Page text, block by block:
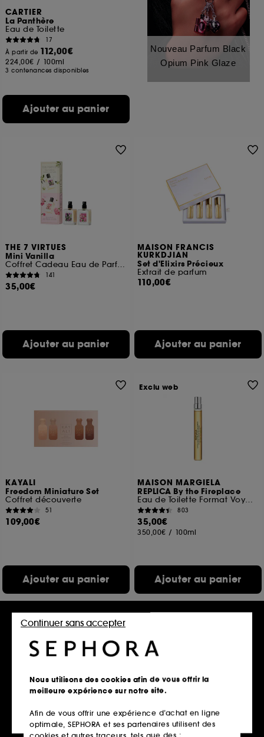
CARTIER
La Panthère
Eau de Toilette
17
À partir de 112,00€
224,00€ / 100ml
3 contenances disponibles
Ajouter au panier
Nouveau Parfum Black
Opium Pink Glaze
THE 7 VIRTUES
Mini Vanilla
Coffret Cadeau Eau de Parfum
141
35,00€
Ajouter au panier
MAISON FRANCIS
KURKDJIAN
Set d'Elixirs Précieux
Extrait de parfum
110,00€
Ajouter au panier
KAYALI
Freedom Miniature Set
Coffret découverte
51
109,00€
Ajouter au panier
MAISON MARGIELA
REPLICA By the Fireplace
Eau de Toilette Format Voyage
803
35,00€
350,00€ / 100ml
Ajouter au panier
Exclu web
TOM FORD
Vanille Fatale
Eau de Parfum
GUERLAIN
Insolence
Eau de Toilette
Nous utilisons des cookies afin de vous offrir la
meilleure expérience sur notre site.
Afin de vous offrir une expérience d’achat en ligne
optimale, SEPHORA et ses partenaires utilisent des
cookies et autres traceurs, tels que des :
Continuer sans accepter